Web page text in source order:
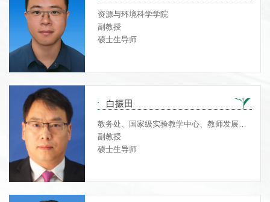
资源与环境科学学院
副教授
硕士生导师
白振田
教务处、国家级实验教学中心、教师发展与
教学评价中心、创新创业学院
副教授
硕士生导师